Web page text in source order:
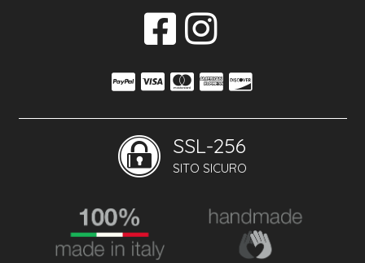
SSL-256
SITO SICURO